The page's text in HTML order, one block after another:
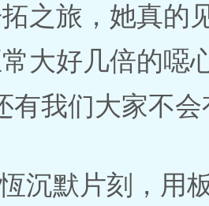
之旅，她真的
大好几倍的噁
有我们大家不
沉默片刻，用